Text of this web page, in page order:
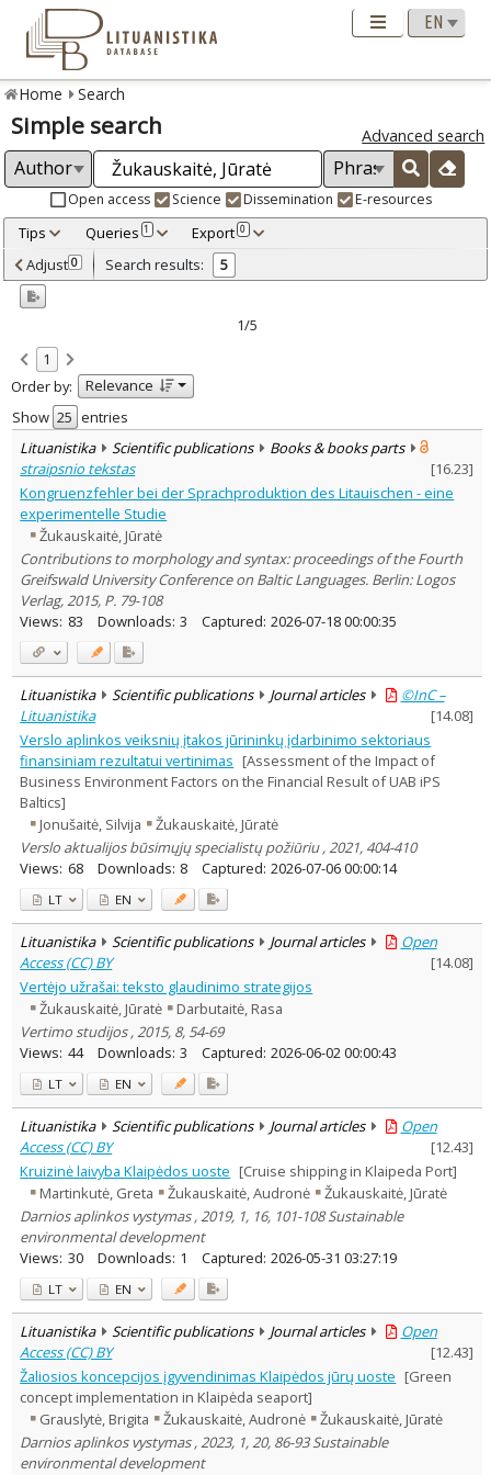
Home Search
Simple search Advanced search
Open access Science Dissemination E-resources
Tips Queries 1 Export 0
Adjusted by criteria 0
Year
Refine
Open access
Scientific publications 5
Document Type:
Books & books parts 1
Journal articles 4
Subject area:
Economics 2
Linguistics 2
Literary Studies 1
Management 1
Text language
Country of publication
Historical periods
Subject
Journal
Adjust 0 Search results: 5
1/5
1
Order by:
Relevance
Show
entries
Lituanistika
Scientific publications
Books & books parts
straipsnio tekstas
[16.23]
Kongruenzfehler bei der Sprachproduktion des Litauischen - eine
experimentelle Studie
Žukauskaitė, Jūratė
Contributions to morphology and syntax: proceedings of the Fourth
Greifswald University Conference on Baltic Languages. Berlin: Logos
Verlag, 2015, P. 79-108
Views: 83 Downloads: 3 Captured: 2026-07-18 00:00:35
Lituanistika Scientific publications Journal articles
©InC –
Lituanistika
[14.08]
Verslo aplinkos veiksnių įtakos jūrininkų įdarbinimo sektoriaus
finansiniam rezultatui vertinimas [Assessment of the Impact of
Business Environment Factors on the Financial Result of UAB iPS
Baltics]
Jonušaitė, Silvija
Žukauskaitė, Jūratė
Verslo aktualijos būsimųjų specialistų požiūriu , 2021, 404-410
Views: 68 Downloads: 8 Captured: 2026-07-06 00:00:14
LT EN
Lituanistika Scientific publications Journal articles
Open
Access (CC) BY
[14.08]
Vertėjo užrašai: teksto glaudinimo strategijos
Žukauskaitė, Jūratė
Darbutaitė, Rasa
Vertimo studijos , 2015, 8, 54-69
Views: 44 Downloads: 3 Captured: 2026-06-02 00:00:43
LT EN
Lituanistika Scientific publications Journal articles
Open
Access (CC) BY
[12.43]
Kruizinė laivyba Klaipėdos uoste [Cruise shipping in Klaipeda Port]
Martinkutė, Greta
Žukauskaitė, Audronė
Žukauskaitė, Jūratė
Darnios aplinkos vystymas , 2019, 1, 16, 101-108 Sustainable
environmental development
Views: 30 Downloads: 1 Captured: 2026-05-31 03:27:19
LT EN
Lituanistika Scientific publications Journal articles
Open
Access (CC) BY
[12.43]
Žaliosios koncepcijos įgyvendinimas Klaipėdos jūrų uoste [Green
concept implementation in Klaipėda seaport]
Grauslytė, Brigita
Žukauskaitė, Audronė
Žukauskaitė, Jūratė
Darnios aplinkos vystymas , 2023, 1, 20, 86-93 Sustainable
environmental development